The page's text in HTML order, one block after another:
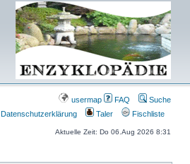
usermap FAQ
Suche
Datenschutzerklärung Taler Fischliste
Aktuelle Zeit: Do 06.Aug 2026 8:31